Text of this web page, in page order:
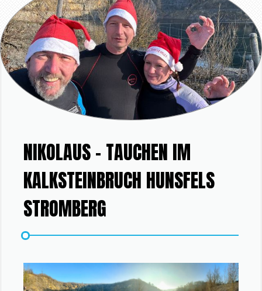
NIKOLAUS – TAUCHEN IM
KALKSTEINBRUCH HUNSFELS
STROMBERG